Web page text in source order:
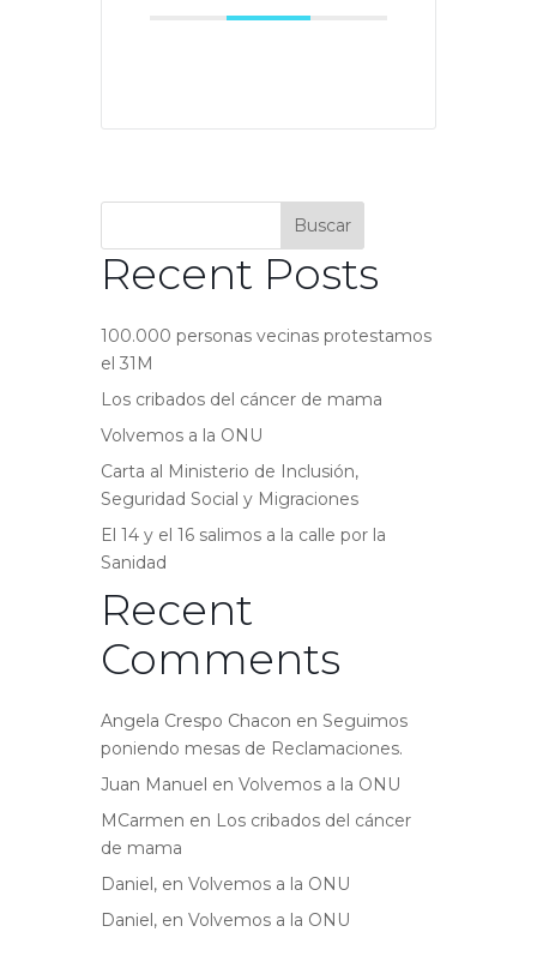
Buscar
Recent Posts
100.000 personas vecinas protestamos
el 31M
Los cribados del cáncer de mama
Volvemos a la ONU
Carta al Ministerio de Inclusión,
Seguridad Social y Migraciones
El 14 y el 16 salimos a la calle por la
Sanidad
Recent
Comments
Angela Crespo Chacon en Seguimos
poniendo mesas de Reclamaciones.
Juan Manuel en Volvemos a la ONU
MCarmen en Los cribados del cáncer
de mama
Daniel, en Volvemos a la ONU
Daniel, en Volvemos a la ONU